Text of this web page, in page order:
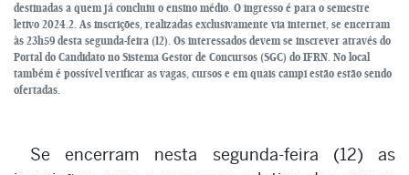
destinadas a quem já concluiu o ensino médio. O ingresso é para o semestre
letivo 2024.2. As inscrições, realizadas exclusivamente via internet, se encerram
às 23h59 desta segunda-feira (12). Os interessados devem se inscrever através do
Portal do Candidato no Sistema Gestor de Concursos (SGC) do IFRN. No local
também é possível verificar as vagas, cursos e em quais campi estão estão sendo
ofertadas.
Se encerram nesta segunda-feira (12) as